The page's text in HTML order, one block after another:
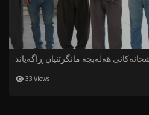
هەڵەبجە مانگرتنیان ڕاگەیاند
33 Views